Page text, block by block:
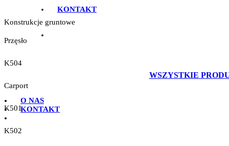
KONTAKT
WSZYSTKIE
O NAS
KONTAKT
Konstrukcje gruntowe
Przęsło
K504
Carport
K501
K502